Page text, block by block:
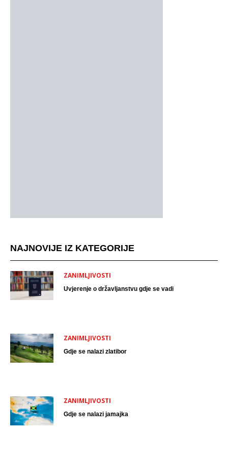
NAJNOVIJE IZ KATEGORIJE
ZANIMLJIVOSTI
Uvjerenje o državljanstvu gdje se vadi
ZANIMLJIVOSTI
Gdje se nalazi zlatibor
ZANIMLJIVOSTI
Gdje se nalazi jamajka